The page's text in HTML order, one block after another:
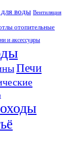
воды Вентиляция
отопительные
и аксессуары
Печи